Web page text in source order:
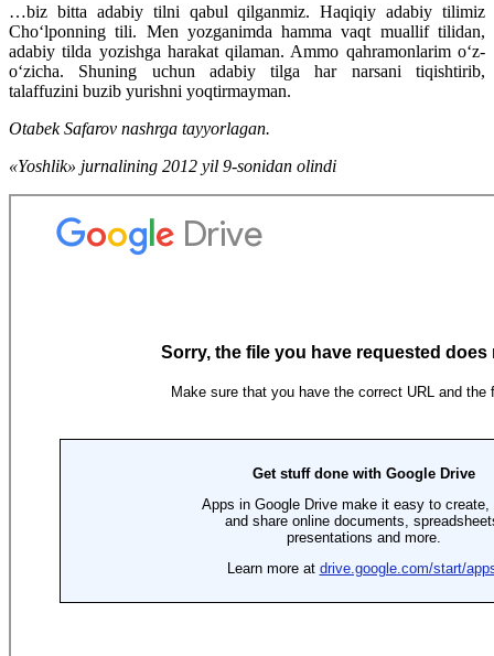
…biz bitta adabiy tilni qabul qilganmiz. Haqiqiy adabiy tilimiz
Cho‘lponning tili. Men yozganimda hamma vaqt muallif tilidan,
adabiy tilda yozishga harakat qilaman. Ammo qahramonlarim o‘z-
o‘zicha. Shuning uchun adabiy tilga har narsani tiqishtirib,
talaffuzini buzib yurishni yoqtirmayman.
Otabek Safarov nashrga tayyorlagan.
«Yoshlik» jurnalining 2012 yil 9-sonidan olindi